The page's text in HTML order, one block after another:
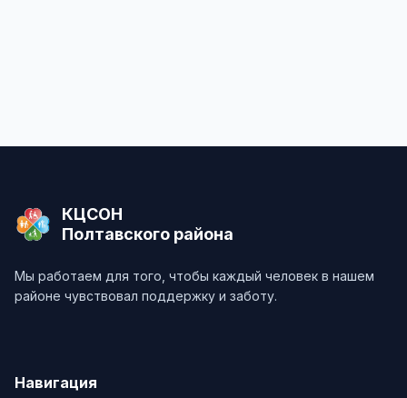
КЦСОН
Полтавского района
Мы работаем для того, чтобы каждый человек в нашем
районе чувствовал поддержку и заботу.
Навигация